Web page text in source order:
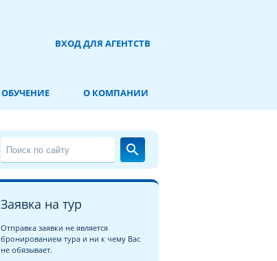
ВХОД ДЛЯ АГЕНТСТВ
ОБУЧЕНИЕ О КОМПАНИИ
search
Заявка на тур
Отправка заявки не является
бронированием тура и ни к чему Вас
не обязывает.